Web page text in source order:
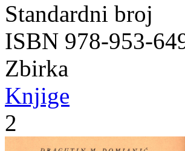
Standardni broj
ISBN 978-953-
Zbirka
Knjige
2